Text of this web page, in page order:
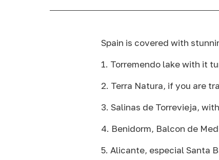
Spain is covered with
1. Torremendo lake with it
2. Terra Natura, if you are
3. Salinas de Torrevieja,
4. Benidorm, Balcon de
5. Alicante, especial Santa